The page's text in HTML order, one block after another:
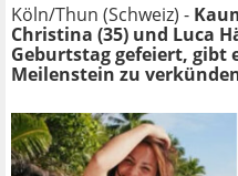
Köln/Thun (Schweiz) -
Christina (35) und Luca
Geburtstag gefeiert, gibt
Meilenstein zu